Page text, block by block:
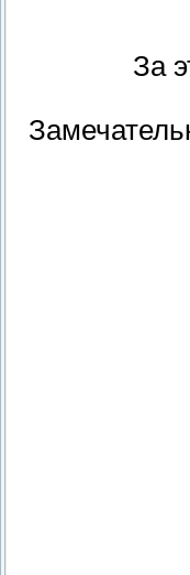
За